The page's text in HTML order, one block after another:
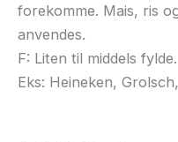
forekomme. Mais, ris
anvendes.
F: Liten til middels fylde.
Eks: Heineken,